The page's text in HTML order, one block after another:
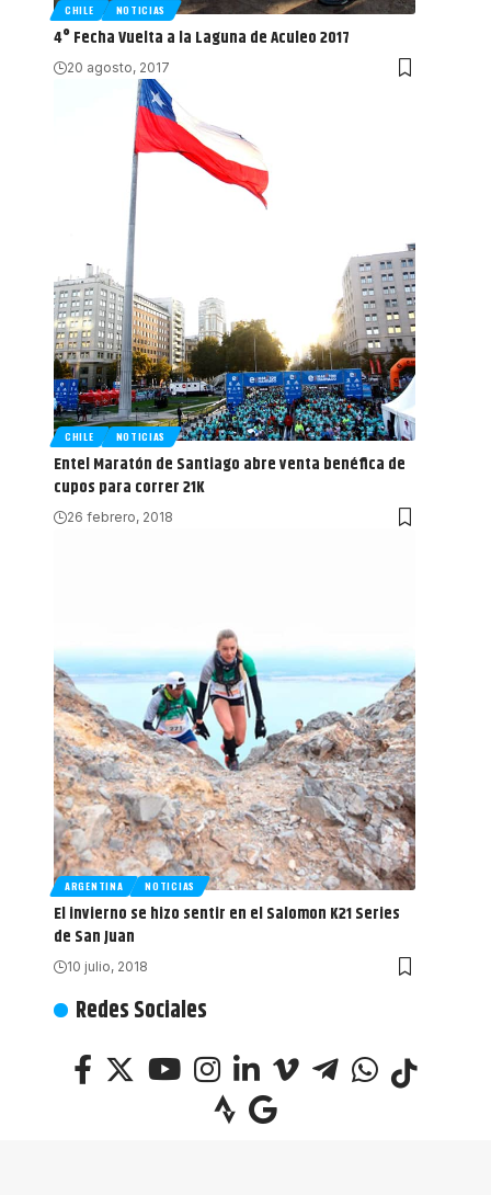
CHILE NOTICIAS
4° Fecha Vuelta a la Laguna de Aculeo 2017
20 agosto, 2017
CHILE NOTICIAS
Entel Maratón de Santiago abre venta benéfica de
cupos para correr 21K
26 febrero, 2018
ARGENTINA NOTICIAS
El invierno se hizo sentir en el Salomon K21 Series
de San Juan
10 julio, 2018
Redes Sociales